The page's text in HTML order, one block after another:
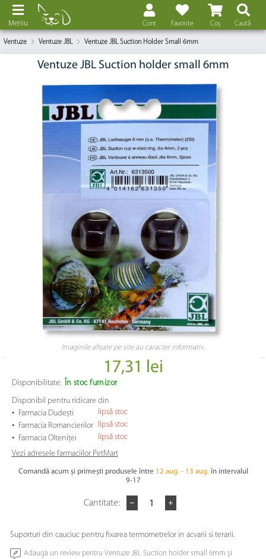
Coș
Favorite
Cont Caută
Meniu
Ventuze Ventuze JBL Ventuze JBL Suction Holder Small 6mm
Ventuze JBL Suction holder small 6mm
Imaginile afișate pe site au caracter informativ.
17,31 lei
Disponibilitate:
În stoc furnizor
Disponibil pentru ridicare din
• Farmacia Dudești lipsă stoc
• Farmacia Romancierilor lipsă stoc
• Farmacia Olteniței
lipsă stoc
Vezi adresele farmaciilor PetMart
Comandă acum și primești produsele între 12 aug. - 13 aug. în intervalul
9-17
Cantitate:
Suporturi din cauciuc pentru fixarea termometrelor in acvarii si terarii.
Adaugă un review pentru Ventuze JBL Suction holder small 6mm și